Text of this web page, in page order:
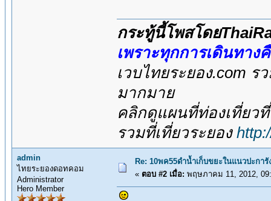
กระทู้นี้โพสโดย
เพราะทุกการเดินทาง
เวบไทยระยอง.com
มากมาย
คลิกดูแผนที่ท่องเที่ยว
รวมที่เที่ยวระยอง
admin
ไทยระยองดอทคอม
Administrator
Hero Member
Re: 10พค55ดำน้ำเก็บขยะในแนวปะกา
« ตอบ #2 เมื่อ: พฤษภาคม 11, 2012,